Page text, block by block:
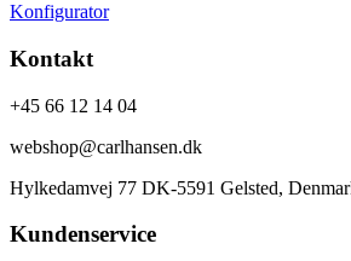
Konfigurator
Kontakt
+45 66 12 14 04
webshop@carlhansen.dk
Hylkedamvej 77 DK-5591 Gelsted,
Kundenservice